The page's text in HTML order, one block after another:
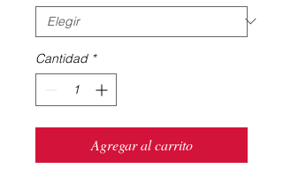
Cantidad *
Agregar al carrito